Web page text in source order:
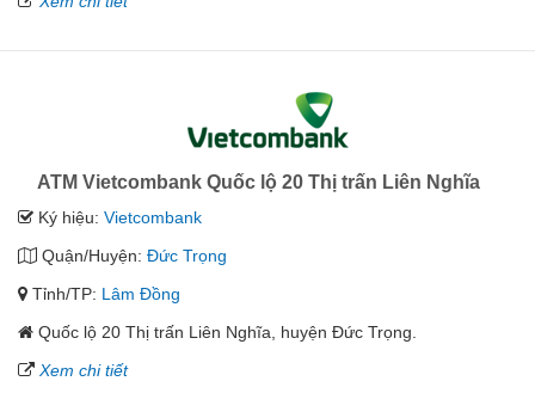
ATM Vietcombank Quốc lộ 20 Thị trấn Liên Nghĩa
Ký hiệu: Vietcombank
Quận/Huyện: Đức Trọng
Tỉnh/TP: Lâm Đồng
Quốc lộ 20 Thị trấn Liên Nghĩa, huyện Đức Trọng.
Xem chi tiết